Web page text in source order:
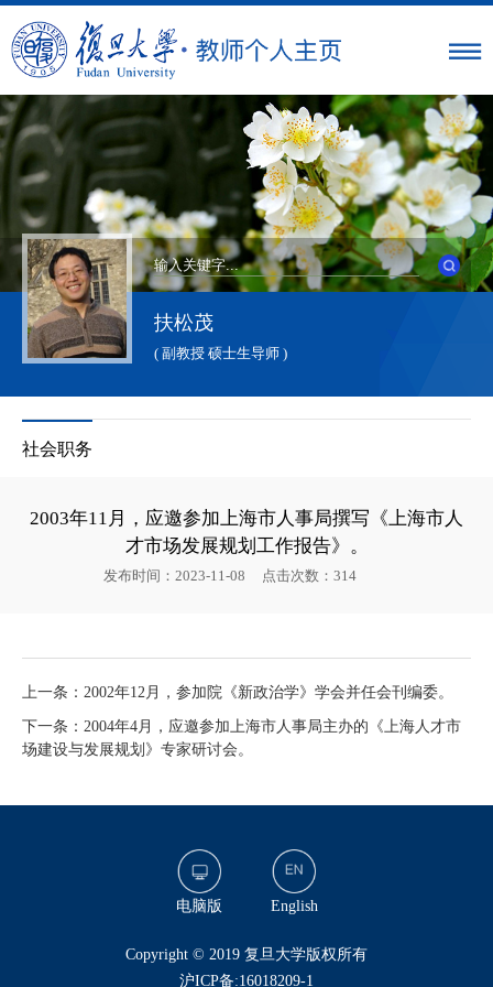
扶松茂
( 副教授 硕士生导师 )
社会职务
2003年11月，应邀参加上海市人事局撰写《上海市人
才市场发展规划工作报告》。
发布时间：2023-11-08 点击次数： 314
上一条：2002年12月，参加院《新政治学》学会并任会刊编委。
下一条：2004年4月，应邀参加上海市人事局主办的《上海人才市
场建设与发展规划》专家研讨会。
电脑版 English
​Copyright © 2019 复旦大学版权所有
沪ICP备:16018209-1